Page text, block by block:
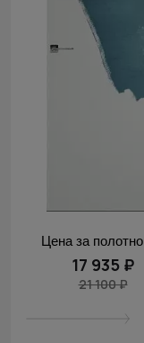
Цена за полотно
17 935 ₽
21 100 ₽